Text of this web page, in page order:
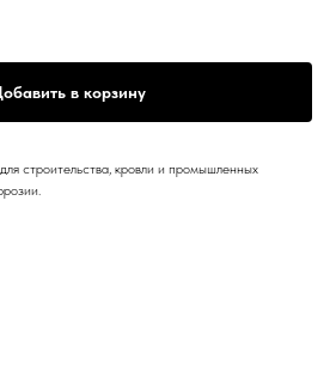
в корзину
строительства, кровли и промышленных